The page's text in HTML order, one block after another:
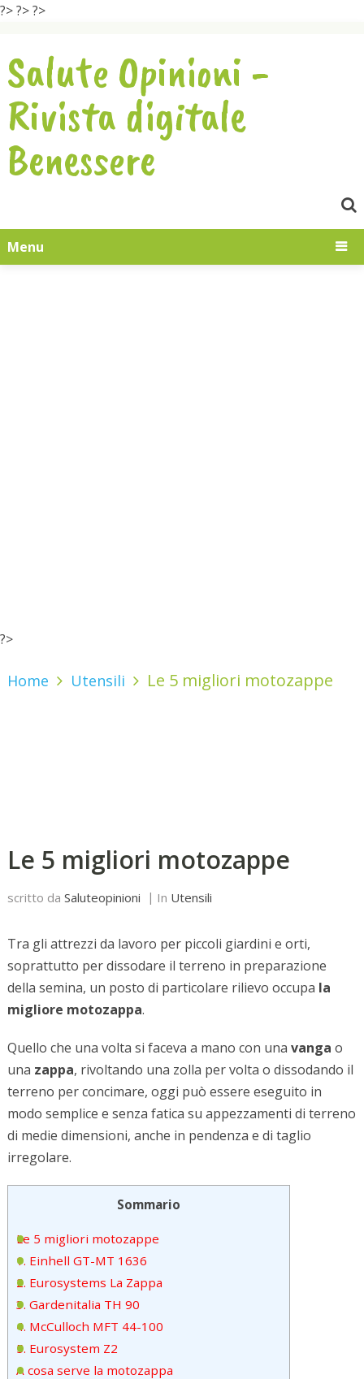
?>?>?>
Salute Opinioni -
Rivista digitale
Benessere
Menu
?>
Home Utensili Le 5 migliori motozappe
Le 5 migliori motozappe
scritto da Saluteopinioni In Utensili
Tra gli attrezzi da lavoro per piccoli giardini e orti,
soprattutto per dissodare il terreno in preparazione
della semina, un posto di particolare rilievo occupa la
migliore motozappa.
Quello che una volta si faceva a mano con una vanga o
una zappa, rivoltando una zolla per volta o dissodando il
terreno per concimare, oggi può essere eseguito in
modo semplice e senza fatica su appezzamenti di terreno
di medie dimensioni, anche in pendenza e di taglio
irregolare.
Sommario
Le 5 migliori motozappe
1. Einhell GT-MT 1636
2. Eurosystems La Zappa
3. Gardenitalia TH 90
4. McCulloch MFT 44-100
5. Eurosystem Z2
A cosa serve la motozappa